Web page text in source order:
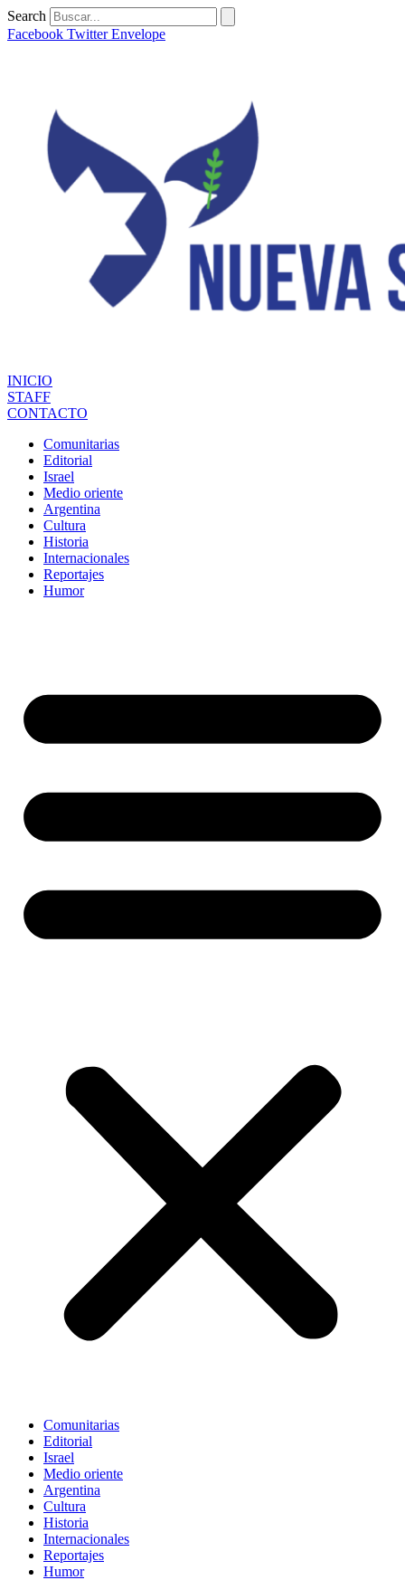
Ir
al
Search
Facebook Twitter Envelope
INICIO
STAFF
CONTACTO
Comunitarias
Editorial
Israel
Medio oriente
Argentina
Cultura
Historia
Internacionales
Reportajes
Humor
Comunitarias
Editorial
Israel
Medio oriente
Argentina
Cultura
Historia
Internacionales
Reportajes
Humor